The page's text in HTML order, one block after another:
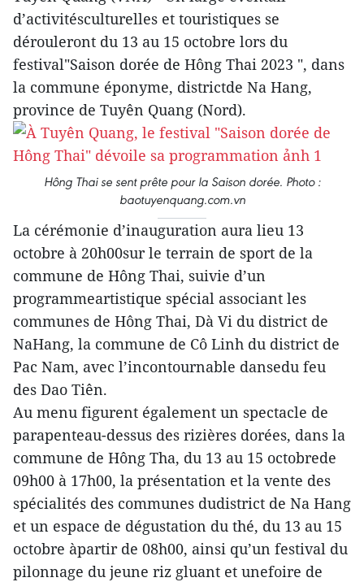
d’activitésculturelles et touristiques se
dérouleront du 13 au 15 octobre lors du
festival"Saison dorée de Hông Thai 2023 ", dans
la commune éponyme, districtde Na Hang,
province de Tuyên Quang (Nord).
Hông Thai se sent prête pour la Saison dorée. Photo :
baotuyenquang.com.vn
La cérémonie d’inauguration aura lieu 13
octobre à 20h00sur le terrain de sport de la
commune de Hông Thai, suivie d’un
programmeartistique spécial associant les
communes de Hông Thai, Dà Vi du district de
NaHang, la commune de Cô Linh du district de
Pac Nam, avec l’incontournable dansedu feu
des Dao Tiên.
Au menu figurent également un spectacle de
parapenteau-dessus des rizières dorées, dans la
commune de Hông Tha, du 13 au 15 octobrede
09h00 à 17h00, la présentation et la vente des
spécialités des communes dudistrict de Na Hang
et un espace de dégustation du thé, du 13 au 15
octobre àpartir de 08h00, ainsi qu’un festival du
pilonnage du jeune riz gluant et unefoire de